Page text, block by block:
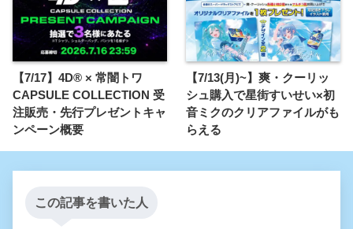
【7/17】4D® × 常闇トワ
CAPSULE COLLECTION 受
注販売・先行プレゼントキャ
ンペーン概要
【7/13(月)~】爽・クーリッ
シュ購入で星街すいせい×初
音ミクのクリアファイルがも
らえる
この記事を書いた人